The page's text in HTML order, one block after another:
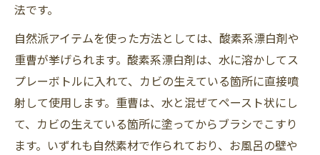
法です。
自然派アイテムを使った方法としては、酸素系漂白剤や
重曹が挙げられます。酸素系漂白剤は、水に溶かしてス
プレーボトルに入れて、カビの生えている箇所に直接噴
射して使用します。重曹は、水と混ぜてペースト状にし
て、カビの生えている箇所に塗ってからブラシでこすり
ます。いずれも自然素材で作られており、お風呂の壁や